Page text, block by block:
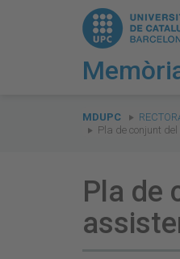
are
here:
MDUPC
Pla de conjunt
Pla de